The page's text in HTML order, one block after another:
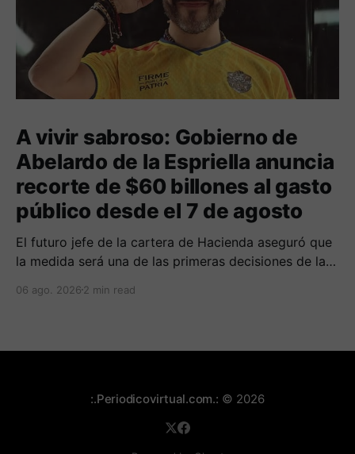
A vivir sabroso: Gobierno de
Abelardo de la Espriella anuncia
recorte de $60 billones al gasto
público desde el 7 de agosto
El futuro jefe de la cartera de Hacienda aseguró que
la medida será una de las primeras decisiones de la
agosto.
06 ago. 2026 2 min read
:.Periodicovirtual.com.: © 2026